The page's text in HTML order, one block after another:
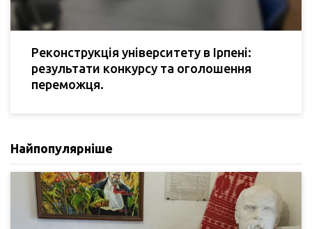
Реконструкція університету в Ірпені:
результати конкурсу та оголошення
переможця.
Найпопулярніше